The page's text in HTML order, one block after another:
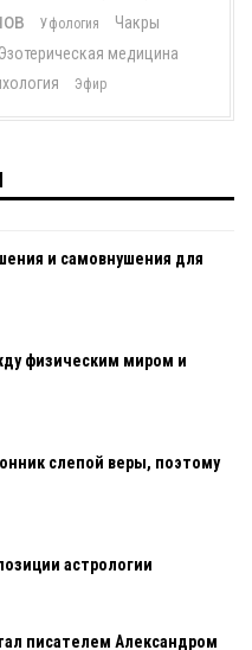
Уфология Чакры
Эзотерическая медицина
Эфир
и самовнушения для
физическим миром и
слепой веры, поэтому
астрологии
писателем Александром